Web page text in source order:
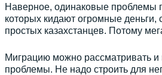
Наверное, одинаковые проблемы
которых кидают огромные деньги,
простых казахстанцев. Потому
Миграцию можно рассматривать и
проблемы. Не надо строить для